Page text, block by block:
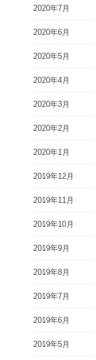
2020年7月
2020年6月
2020年5月
2020年4月
2020年3月
2020年2月
2020年1月
2019年12月
2019年11月
2019年10月
2019年9月
2019年8月
2019年7月
2019年6月
2019年5月